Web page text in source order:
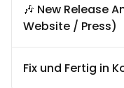
🎶 New Release
Website / Press)
Fix und Fertig in